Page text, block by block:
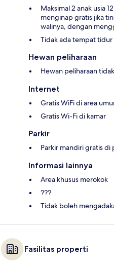
Maksimal 2 anak usia
menginap gratis jika
walinya, dengan
Tidak ada tempat tidur
Hewan peliharaan
Hewan peliharaan
Internet
Gratis WiFi di area
Gratis Wi-Fi di kamar
Parkir
Parkir mandiri gratis
Informasi lainnya
Area khusus merokok
???
Tidak boleh
Fasilitas properti